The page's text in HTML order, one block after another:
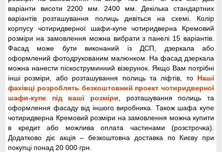
варіанти висоти 2200 мм. 2400 мм. Декілька стандартних
варіантів розташування полиць дивіться на схемі. Колір
корпусу чотиридверної шафи-купе чотиридверна Кремовий
розміри на замовлення можна вибрати з панелі 15 варіантів.
Фасад може бути виконаний із ДСП, дзеркала або
оформлений фотодрукованим малюнком. На фасад дзеркала
можна нанести піскоструминний візерунок. Якщо Вам потрібні
інші розміри, або розташування полиць та ліфтів, то Наші
фахівці розроблять безкоштовний проект чотиридверної
шафи-купе під ваші розміри , розташування полиць та
оформлення фасаду від іншого виробника. Також шафа купе
чотиридверна Кремовий розміри на замовлення можна купити
в кредит або можлива оплата частинами (розстрочка).
Додатково діє акція – безкоштовна доставка по Києву при
покупці понад 20 000 грн.